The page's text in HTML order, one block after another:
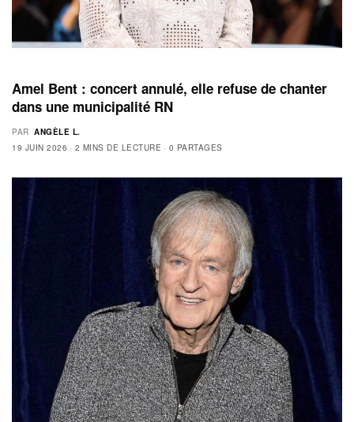
Amel Bent : concert annulé, elle refuse de chanter
dans une municipalité RN
PAR ANGÈLE L.
19 JUIN 2026
2 MINS DE LECTURE 0 PARTAGES